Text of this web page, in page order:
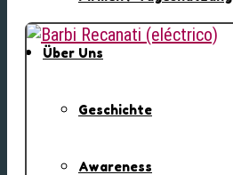
Über Uns
Geschichte
Awareness